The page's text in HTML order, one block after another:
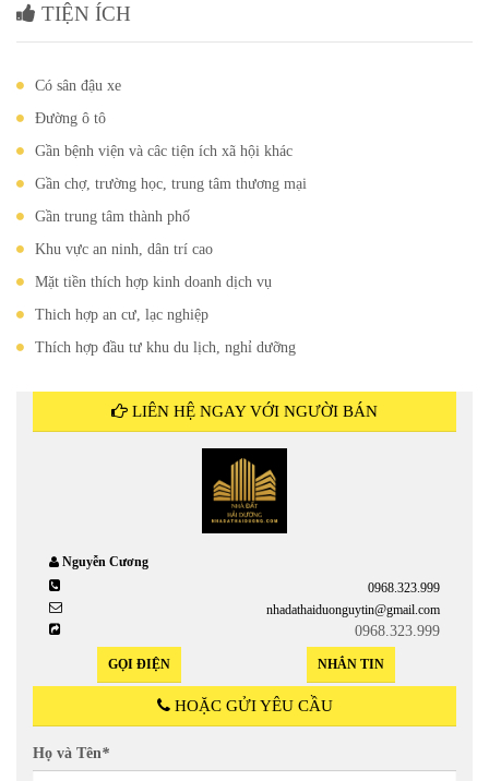
TIỆN ÍCH
Có sân đậu xe
Đường ô tô
Gần bệnh viện và câc tiện ích xã hội khác
Gần chợ, trường học, trung tâm thương mại
Gần trung tâm thành phố
Khu vực an ninh, dân trí cao
Mặt tiền thích hợp kinh doanh dịch vụ
Thich hợp an cư, lạc nghiệp
Thích hợp đầu tư khu du lịch, nghỉ dưỡng
LIÊN HỆ NGAY VỚI NGƯỜI BÁN
Nguyễn Cương
0968.323.999
nhadathaiduonguytin@gmail.com
0968.323.999
GỌI ĐIỆN NHẮN TIN
HOẶC GỬI YÊU CẦU
Họ và Tên*